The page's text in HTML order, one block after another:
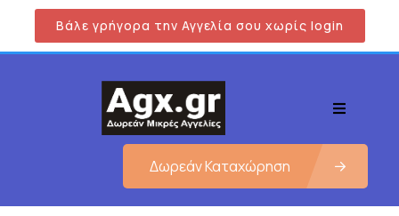
Βάλε γρήγορα την Αγγελία σου χωρίς login
Δωρεάν Καταχώρηση